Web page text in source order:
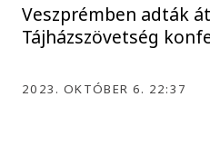
Veszprémben adták
Tájházszövetség
2023. OKTÓBER 6. 22:37